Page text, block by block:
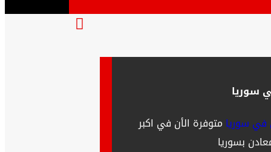
سوريا
سوريا متوفرة الأن في اكبر
بسوريا